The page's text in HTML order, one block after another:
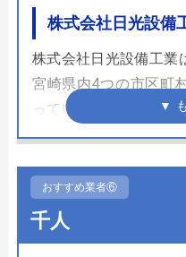
株式会社日光設備
株式会社日光設備工業
宮崎県内4つの市区町
っています。水まわ
の工事も依頼できるた
イレ、浴室、洗面台
のプランです。施工イ
の事例が確認できます。
おすすめ業者⑥
千人